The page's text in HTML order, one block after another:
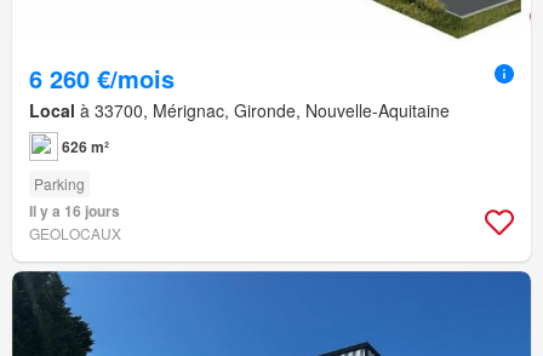
6 260 €/mois
Local à 33700, Mérignac, Gironde, Nouvelle-Aquitaine
626 m²
Parking
Il y a 16 jours
GEOLOCAUX